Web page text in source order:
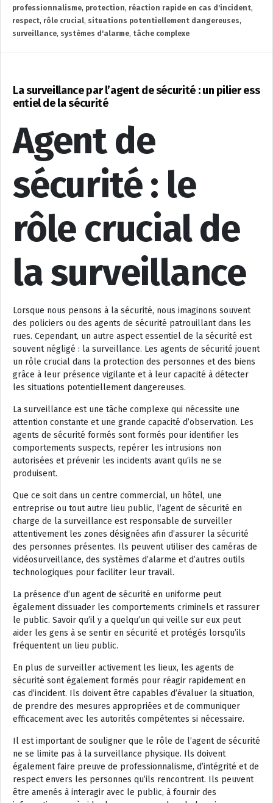
professionnalisme, protection, réaction rapide en cas d'incident,
respect, rôle crucial, situations potentiellement dangereuses,
surveillance, systèmes d'alarme, tâche complexe
La surveillance par l’agent de sécurité : un pilier ess
entiel de la sécurité
Agent de
sécurité : le
rôle crucial de
la surveillance
Lorsque nous pensons à la sécurité, nous imaginons souvent
des policiers ou des agents de sécurité patrouillant dans les
rues. Cependant, un autre aspect essentiel de la sécurité est
souvent négligé : la surveillance. Les agents de sécurité jouent
un rôle crucial dans la protection des personnes et des biens
grâce à leur présence vigilante et à leur capacité à détecter
les situations potentiellement dangereuses.
La surveillance est une tâche complexe qui nécessite une
attention constante et une grande capacité d’observation. Les
agents de sécurité formés sont formés pour identifier les
comportements suspects, repérer les intrusions non
autorisées et prévenir les incidents avant qu’ils ne se
produisent.
Que ce soit dans un centre commercial, un hôtel, une
entreprise ou tout autre lieu public, l’agent de sécurité en
charge de la surveillance est responsable de surveiller
attentivement les zones désignées afin d’assurer la sécurité
des personnes présentes. Ils peuvent utiliser des caméras de
vidéosurveillance, des systèmes d’alarme et d’autres outils
technologiques pour faciliter leur travail.
La présence d’un agent de sécurité en uniforme peut
également dissuader les comportements criminels et rassurer
le public. Savoir qu’il y a quelqu’un qui veille sur eux peut
aider les gens à se sentir en sécurité et protégés lorsqu’ils
fréquentent un lieu public.
En plus de surveiller activement les lieux, les agents de
sécurité sont également formés pour réagir rapidement en
cas d’incident. Ils doivent être capables d’évaluer la situation,
de prendre des mesures appropriées et de communiquer
efficacement avec les autorités compétentes si nécessaire.
Il est important de souligner que le rôle de l’agent de sécurité
ne se limite pas à la surveillance physique. Ils doivent
également faire preuve de professionnalisme, d’intégrité et de
respect envers les personnes qu’ils rencontrent. Ils peuvent
être amenés à interagir avec le public, à fournir des